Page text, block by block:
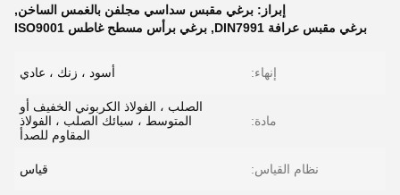
إبراز: برغي مقبس سداسي مجلفن بالغمس الساخن,
برغي مقبس عرافة DIN7991
, برغي برأس مسطح غاطس ISO9001
إنهاء: أسود ، زنك ، عادي
مادة:
الصلب ، الفولاذ الكربوني الخفيف أو
المتوسط ​​، سبائك الصلب ، الفولاذ
المقاوم للصدأ
نظام القياس: قياس